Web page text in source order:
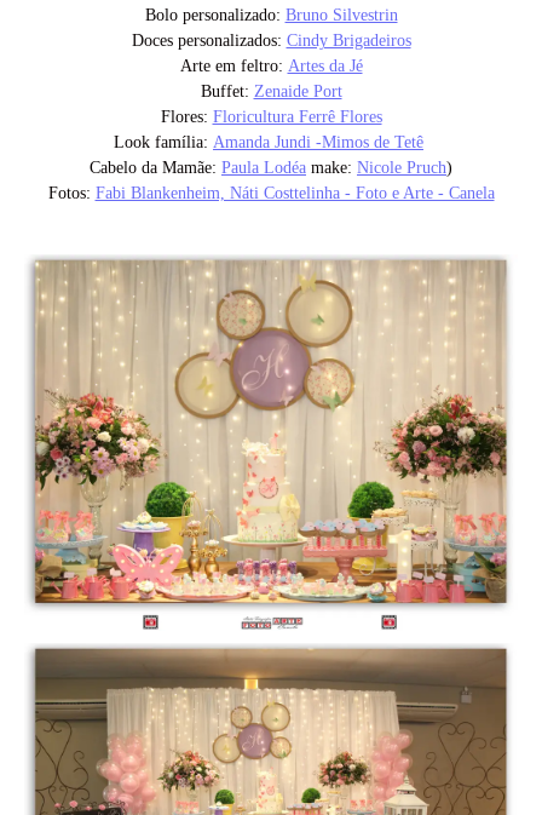
Bolo personalizado: Bruno Silvestrin
Doces personalizados: Cindy Brigadeiros
Arte em feltro: Artes da Jé
Buffet: Zenaide Port
Flores: Floricultura Ferrê Flores
Look família: Amanda Jundi -Mimos de Tetê
Cabelo da Mamãe: Paula Lodéa make: Nicole Pruch)
Fotos: Fabi Blankenheim, Náti Costtelinha - Foto e Arte - Canela